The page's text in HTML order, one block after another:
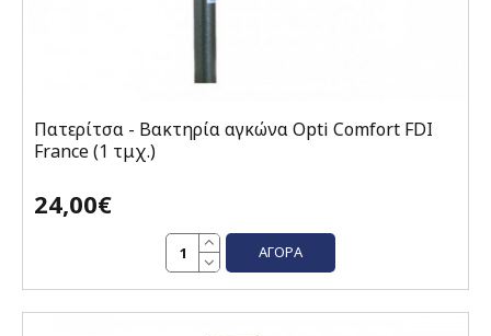
Πατερίτσα - Βακτηρία αγκώνα Opti Comfort FDI
France (1 τμχ.)
24,00€
ΑΓΟΡΆ